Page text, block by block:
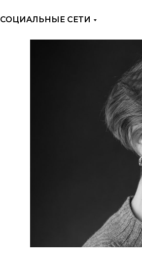
СОЦИАЛЬНЫЕ СЕТИ